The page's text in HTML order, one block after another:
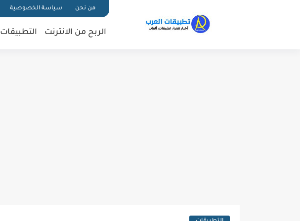
من نحن سياسة الخصوصية
الربح من الانترنت التطبيقات